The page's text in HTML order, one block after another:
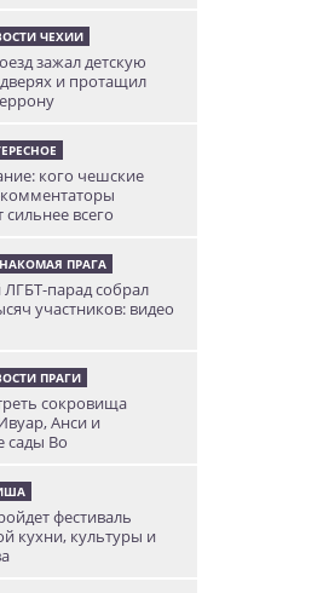
ЧЕХИИ
зажал детскую
дверях и протащил
кого чешские
сильнее всего
ПРАГА
парад собрал
участников: видео
ПРАГИ
сокровища
Анси и
сады Во
фестиваль
кухни, культуры и